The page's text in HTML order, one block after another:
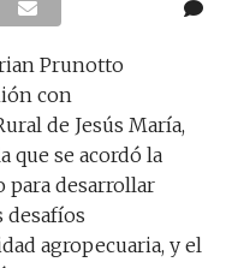
Prunotto
con
de Jesús María,
que se acordó la
para desarrollar
desafíos
agropecuaria, y el